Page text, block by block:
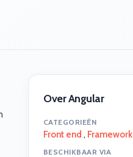
Over Angular
CATEGORIEËN
Front end , Framework
BESCHIKBAAR VIA